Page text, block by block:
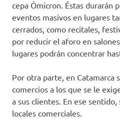
cepa Ómicron. Éstas durarán
eventos masivos en lugares
cerrados, como recitales,
por reducir el aforo en
lugares podrán concentrar
Por otra parte, en Catamarca
comercios a los que se le
a sus clientes. En ese
locales comerciales.